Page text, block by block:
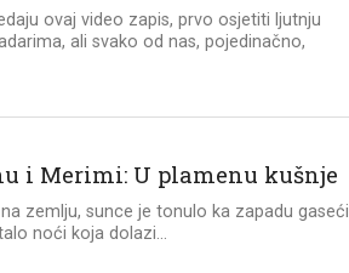
ovaj video zapis, prvo osjetiti ljutnju
ali svako od nas, pojedinačno,
i Merimi: U plamenu kušnje
zemlju, sunce je tonulo ka zapadu gaseći
noći koja dolazi...